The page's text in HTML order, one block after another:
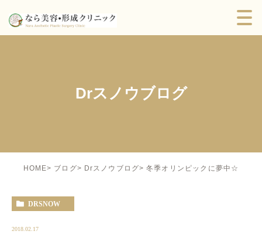
Drスノウブログ
HOME ブログ Drスノウブログ 冬季オリンピックに夢中☆
DRSNOW
2018.02.17